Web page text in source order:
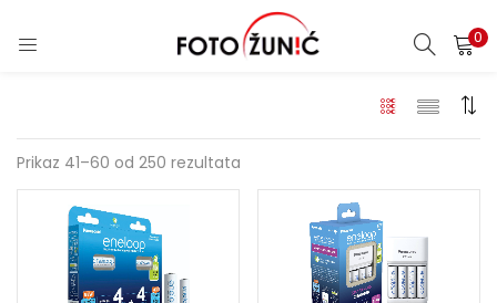
0
Prikaz 41–60 od 250 rezultata